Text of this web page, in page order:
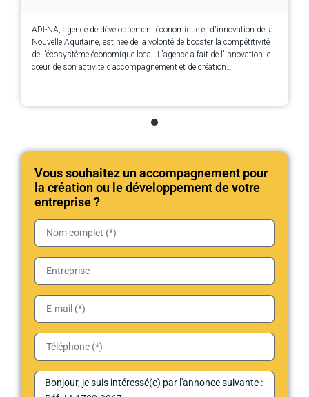
ADI-NA, agence de développement économique et d'innovation de la
Nouvelle Aquitaine, est née de la volonté de booster la compétitivité
de l'écosystème économique local. L'agence a fait de l'innovation le
cœur de son activité d’accompagnement et de création
Vous souhaitez un accompagnement pour
la création ou le développement de votre
entreprise ?